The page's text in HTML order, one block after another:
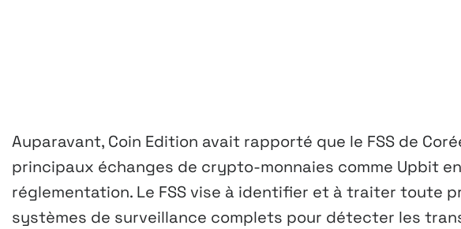
Auparavant, Coin Edition avait rapporté que le FSS de
principaux échanges de crypto-monnaies comme Upbit
réglementation. Le FSS vise à identifier et à traiter toute
systèmes de surveillance complets pour détecter les